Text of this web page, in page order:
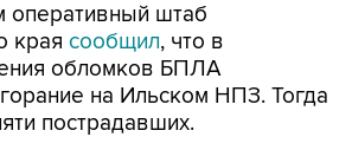
оперативный штаб
края сообщил, что в
обломков БПЛА
на Ильском НПЗ. Тогда
пострадавших.